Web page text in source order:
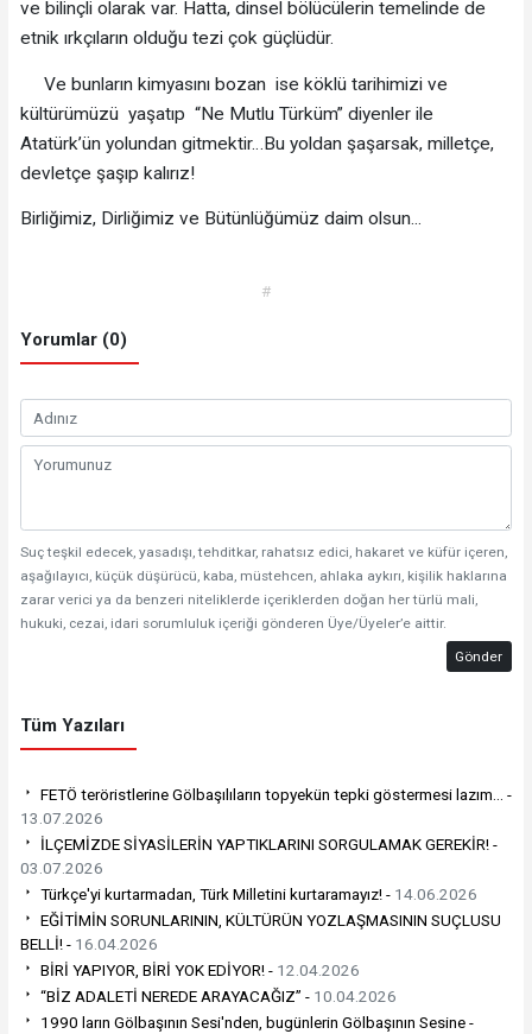
ve bilinçli olarak var. Hatta, dinsel bölücülerin temelinde de
etnik ırkçıların olduğu tezi çok güçlüdür.
Ve bunların kimyasını bozan ise köklü tarihimizi ve
kültürümüzü yaşatıp “Ne Mutlu Türküm” diyenler ile
Atatürk’ün yolundan gitmektir…Bu yoldan şaşarsak, milletçe,
devletçe şaşıp kalırız!
Birliğimiz, Dirliğimiz ve Bütünlüğümüz daim olsun...
#
Yorumlar (0)
Suç teşkil edecek, yasadışı, tehditkar, rahatsız edici, hakaret ve küfür içeren,
aşağılayıcı, küçük düşürücü, kaba, müstehcen, ahlaka aykırı, kişilik haklarına
zarar verici ya da benzeri niteliklerde içeriklerden doğan her türlü mali,
hukuki, cezai, idari sorumluluk içeriği gönderen Üye/Üyeler’e aittir.
Gönder
Tüm Yazıları
FETÖ teröristlerine Gölbaşılıların topyekün tepki göstermesi lazım… -
13.07.2026
İLÇEMİZDE SİYASİLERİN YAPTIKLARINI SORGULAMAK GEREKİR! -
03.07.2026
Türkçe'yi kurtarmadan, Türk Milletini kurtaramayız! - 14.06.2026
EĞİTİMİN SORUNLARININ, KÜLTÜRÜN YOZLAŞMASININ SUÇLUSU
BELLİ! - 16.04.2026
BİRİ YAPIYOR, BİRİ YOK EDİYOR! - 12.04.2026
“BİZ ADALETİ NEREDE ARAYACAĞIZ” - 10.04.2026
1990 ların Gölbaşının Sesi'nden, bugünlerin Gölbaşının Sesine -